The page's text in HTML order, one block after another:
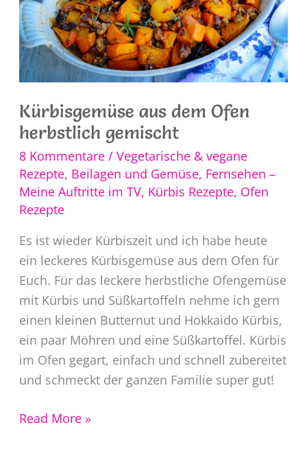
Kürbisgemüse aus dem Ofen
herbstlich gemischt
8 Kommentare / Vegetarische & vegane
Rezepte, Beilagen und Gemüse, Fernsehen –
Meine Auftritte im TV, Kürbis Rezepte, Ofen
Rezepte
Es ist wieder Kürbiszeit und ich habe heute
ein leckeres Kürbisgemüse aus dem Ofen für
Euch. Für das leckere herbstliche Ofengemüse
mit Kürbis und Süßkartoffeln nehme ich gern
einen kleinen Butternut und Hokkaido Kürbis,
ein paar Möhren und eine Süßkartoffel. Kürbis
im Ofen gegart, einfach und schnell zubereitet
und schmeckt der ganzen Familie super gut!
Kürbisgemüse
Read More »